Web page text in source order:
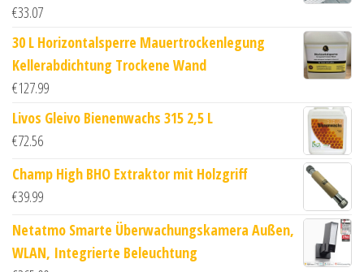
€33.07
30 L Horizontalsperre Mauertrockenlegung
Kellerabdichtung Trockene Wand
€127.99
Livos Gleivo Bienenwachs 315 2,5 L
€72.56
Champ High BHO Extraktor mit Holzgriff
€39.99
Netatmo Smarte Überwachungskamera Außen,
WLAN, Integrierte Beleuchtung